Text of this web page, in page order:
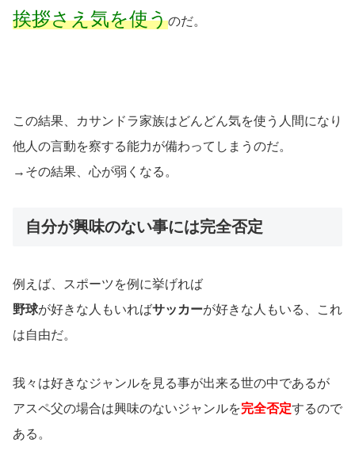
挨拶さえ気を使うのだ。
この結果、カサンドラ家族はどんどん気を使う人間になり
他人の言動を察する能力が備わってしまうのだ。
→その結果、心が弱くなる。
自分が興味のない事には完全否定
例えば、スポーツを例に挙げれば
野球が好きな人もいればサッカーが好きな人もいる、これ
は自由だ。
我々は好きなジャンルを見る事が出来る世の中であるが
アスペ父の場合は興味のないジャンルを完全否定するので
ある。